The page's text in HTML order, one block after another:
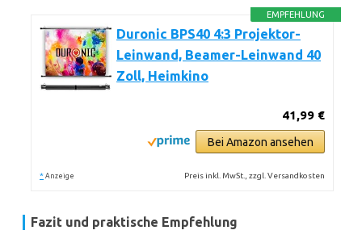
EMPFEHLUNG
Duronic BPS40 4:3 Projektor-
Leinwand, Beamer-Leinwand 40
Zoll, Heimkino
41,99 €
Bei Amazon ansehen
* Anzeige Preis inkl. MwSt., zzgl. Versandkosten
Fazit und praktische Empfehlung